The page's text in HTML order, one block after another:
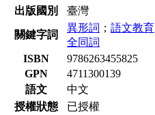
出版國別
臺灣
關鍵字詞
異形詞 ； 語文教育
全同詞
ISBN
9786263455825
GPN
4711300139
語文
中文
授權狀態
已授權